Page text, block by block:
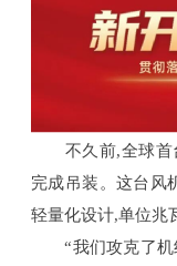
重要资讯
联系我们
不久前,全球首
完成吊装。这台风
轻量化设计,单位兆
“我们攻克了机